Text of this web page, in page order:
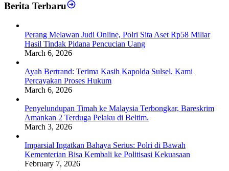
Berita Terbaru
Perang Melawan Judi Online, Polri Sita Aset Rp58 Miliar
Hasil Tindak Pidana Pencucian Uang
March 6, 2026
Ayah Bertrand: Terima Kasih Kapolda Sulsel, Kami
Percayakan Proses Hukum
March 6, 2026
Penyelundupan Timah ke Malaysia Terbongkar, Bareskrim
Amankan 2 Terduga Pelaku di Beltim.
March 3, 2026
Imparsial Ingatkan Bahaya Serius: Polri di Bawah
Kementerian Bisa Kembali ke Politisasi Kekuasaan
February 7, 2026